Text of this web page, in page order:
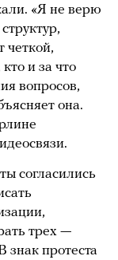
«Я не верю
четкой,
и за что
вопросов,
она.
согласились
трех —
знак протеста